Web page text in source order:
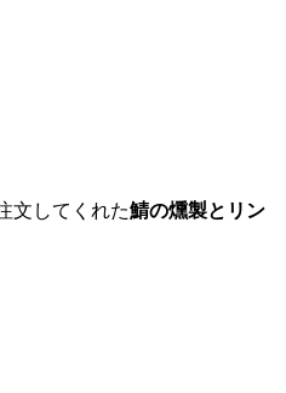
文してくれた鯖の燻製とリン